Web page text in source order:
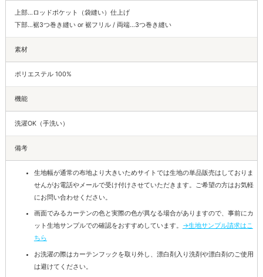
上部…ロッドポケット（袋縫い）仕上げ
下部…裾3つ巻き縫い or 裾フリル / 両端…3つ巻き縫い
素材
ポリエステル 100%
機能
洗濯OK（手洗い）
備考
生地幅が通常の布地より大きいためサイトでは生地の単品販売はしておりま
せんがお電話やメールで受け付けさせていただきます。ご希望の方はお気軽
にお問い合わせください。
画面でみるカーテンの色と実際の色が異なる場合がありますので、事前にカ
ット生地サンプルでの確認をおすすめしています。 →生地サンプル請求はこ
ちら
お洗濯の際はカーテンフックを取り外し、漂白剤入り洗剤や漂白剤のご使用
は避けてください。